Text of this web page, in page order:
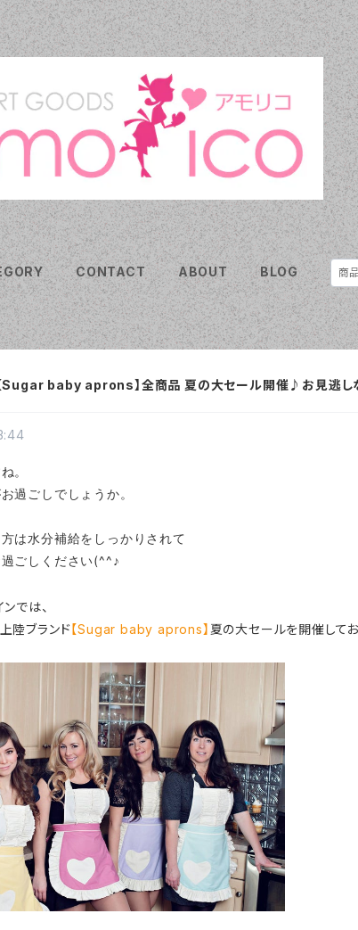
CONTACT ABOUT BLOG
Sugar baby aprons】全商品 夏の大セール開催♪お見逃しな
。
過ごしでしょうか。
は水分補給をしっかりされて
ごしください(^^♪
では、
陸ブランド 【Sugar baby aprons】 夏の大セールを開催してお